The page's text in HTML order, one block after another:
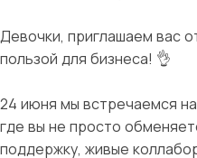
Девочки, приглашаем вас
пользой для бизнеса! 👌
24 июня мы встречаемся
где вы не просто
поддержку, живые